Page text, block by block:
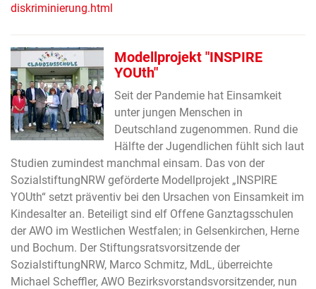
diskriminierung.html
Modellprojekt "INSPIRE
YOUth"
Seit der Pandemie hat Einsamkeit
unter jungen Menschen in
Deutschland zugenommen. Rund die
Hälfte der Jugendlichen fühlt sich laut
Studien zumindest manchmal einsam. Das von der
SozialstiftungNRW geförderte Modellprojekt „INSPIRE
YOUth“ setzt präventiv bei den Ursachen von Einsamkeit im
Kindesalter an. Beteiligt sind elf Offene Ganztagsschulen
der AWO im Westlichen Westfalen; in Gelsenkirchen, Herne
und Bochum. Der Stiftungsratsvorsitzende der
SozialstiftungNRW, Marco Schmitz, MdL, überreichte
Michael Scheffler, AWO Bezirksvorstandsvorsitzender, nun